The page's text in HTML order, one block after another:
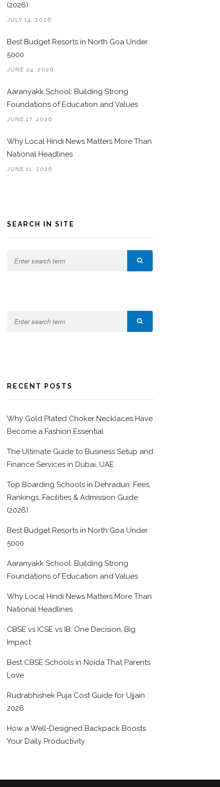
(2026)
JULY 14, 2026
Best Budget Resorts in North Goa Under
5000
JUNE 24, 2026
Aaranyakk School: Building Strong
Foundations of Education and Values
JUNE 17, 2026
Why Local Hindi News Matters More Than
National Headlines
JUNE 11, 2026
SEARCH IN SITE
RECENT POSTS
Why Gold Plated Choker Necklaces Have
Become a Fashion Essential
The Ultimate Guide to Business Setup and
Finance Services in Dubai, UAE
Top Boarding Schools in Dehradun: Fees,
Rankings, Facilities & Admission Guide
(2026)
Best Budget Resorts in North Goa Under
5000
Aaranyakk School: Building Strong
Foundations of Education and Values
Why Local Hindi News Matters More Than
National Headlines
CBSE vs ICSE vs IB: One Decision, Big
Impact
Best CBSE Schools in Noida That Parents
Love
Rudrabhishek Puja Cost Guide for Ujjain
2026
How a Well-Designed Backpack Boosts
Your Daily Productivity